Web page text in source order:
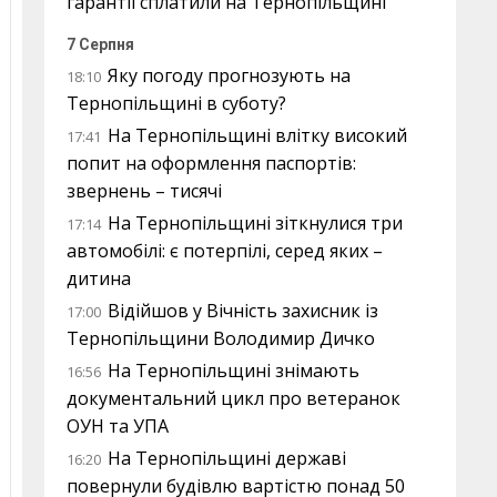
7 Серпня
18:10 Яку погоду прогнозують на
Тернопільщині в суботу?
17:41 На Тернопільщині влітку високий
попит на оформлення паспортів:
звернень – тисячі
17:14 На Тернопільщині зіткнулися три
автомобілі: є потерпілі, серед яких –
дитина
17:00 Відійшов у Вічність захисник із
Тернопільщини Володимир Дичко
16:56 На Тернопільщині знімають
документальний цикл про ветеранок
ОУН та УПА
16:20 На Тернопільщині державі
повернули будівлю вартістю понад 50